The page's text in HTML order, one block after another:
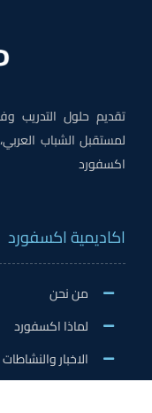
تقديم حلول التدريب
لمستقبل الشباب
اكسفورد
اكاديمية اكسفورد
من نحن
لماذا اكسفورد
الاخبار والنشاطات